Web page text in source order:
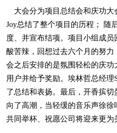
大会分为项目总结会和庆功大
Joy总结了整个项目的历程； 随
度、并宣布结项。项目小组成
酸苦辣，回想过去六个月的努
会之后安排的是氛围轻松的庆
用户并给予奖励。埃林哲总经理
了总结和表扬。最后，开香摈
向了高潮，当轻缓的音乐声徐
共同举杯、祝愿公司将迎来更为